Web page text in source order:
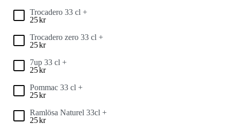
Trocadero 33 cl +
25kr
Trocadero zero 33 cl +
25kr
7up 33 cl +
25kr
Pommac 33 cl +
25kr
Ramlösa Naturel 33cl +
25kr